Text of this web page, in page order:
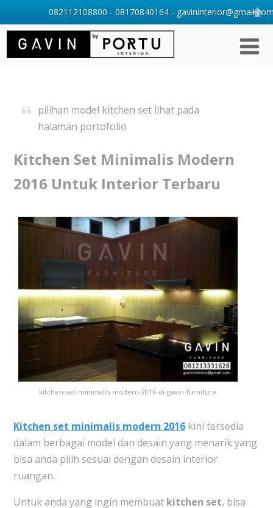
pilihan model kitchen set lihat pada
halaman portofolio
Kitchen Set Minimalis Modern
2016 Untuk Interior Terbaru
kitchen-set-minimalis-modern-2016-di-gavin-furniture
Kitchen set minimalis modern 2016kini tersedia
dalam berbagai model dan desain yang menarik yang
bisa anda pilih sesuai dengan desain interior
ruangan.
Untuk anda yang ingin membuat kitchen set, bisa
082112108800 - 08170840164 -